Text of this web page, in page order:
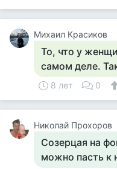
Михаил Красиков
То, что у
самом деле.
8 лет 0
Николай Прохоров
Созерцая на
можно пасть к